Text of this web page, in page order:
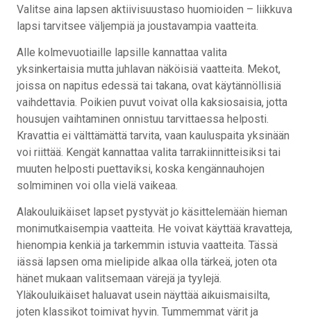
Valitse aina lapsen aktiivisuustaso huomioiden – liikkuva
lapsi tarvitsee väljempiä ja joustavampia vaatteita.
Alle kolmevuotiaille lapsille kannattaa valita
yksinkertaisia mutta juhlavan näköisiä vaatteita. Mekot,
joissa on napitus edessä tai takana, ovat käytännöllisiä
vaihdettavia. Poikien puvut voivat olla kaksiosaisia, jotta
housujen vaihtaminen onnistuu tarvittaessa helposti.
Kravattia ei välttämättä tarvita, vaan kauluspaita yksinään
voi riittää. Kengät kannattaa valita tarrakiinnitteisiksi tai
muuten helposti puettaviksi, koska kengännauhojen
solmiminen voi olla vielä vaikeaa.
Alakouluikäiset lapset pystyvät jo käsittelemään hieman
monimutkaisempia vaatteita. He voivat käyttää kravatteja,
hienompia kenkiä ja tarkemmin istuvia vaatteita. Tässä
iässä lapsen oma mielipide alkaa olla tärkeä, joten ota
hänet mukaan valitsemaan värejä ja tyylejä.
Yläkouluikäiset haluavat usein näyttää aikuismaisilta,
joten klassikot toimivat hyvin. Tummemmat värit ja